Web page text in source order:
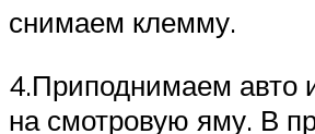
снимаем клемму.
4.Приподнимаем авто
на смотровую яму. В